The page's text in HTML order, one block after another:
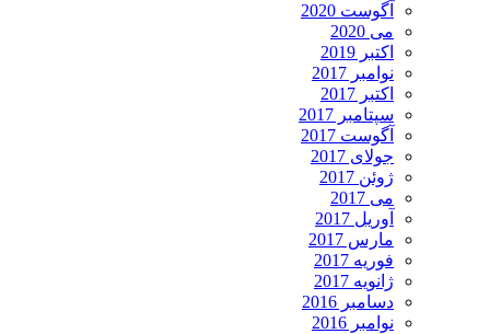
آگوست 2020
می 2020
اکتبر 2019
نوامبر 2017
اکتبر 2017
سپتامبر 2017
آگوست 2017
جولای 2017
ژوئن 2017
می 2017
آوریل 2017
مارس 2017
فوریه 2017
ژانویه 2017
دسامبر 2016
نوامبر 2016